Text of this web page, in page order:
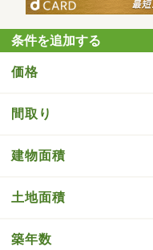
条件を追加する
価格
間取り
建物面積
土地面積
築年数